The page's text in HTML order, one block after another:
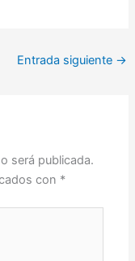
Entrada siguiente →
será publicada.
con *